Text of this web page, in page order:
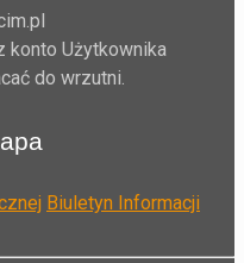
konto Użytkownika
do wrzutni.
Biuletyn Informacji